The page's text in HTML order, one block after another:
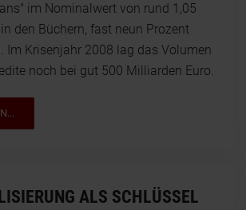
im Nominalwert von rund 1,05
den Büchern, fast neun Prozent
Im Krisenjahr 2008 lag das Volumen
noch bei gut 500 Milliarden Euro.
ALS SCHLÜSSEL